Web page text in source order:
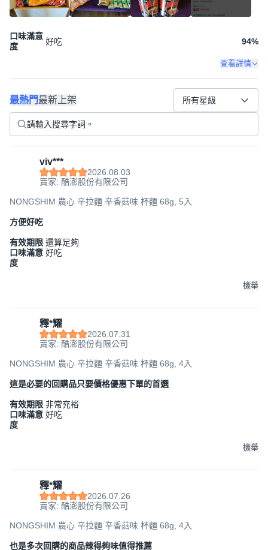
口味滿意
度
好吃 94%
查看詳情
最熱門最新上架 所有星級
viv***
2026.08.03
賣家: 酷澎股份有限公司
NONGSHIM 農心 辛拉麵 辛香菇味 杯麵 68g, 5入
方便好吃
有效期限 還算足夠
口味滿意
度
好吃
檢舉
釋*耀
2026.07.31
賣家: 酷澎股份有限公司
NONGSHIM 農心 辛拉麵 辛香菇味 杯麵 68g, 4入
這是必要的回購品只要價格優惠下單的首選
有效期限 非常充裕
口味滿意
度
好吃
檢舉
釋*耀
2026.07.26
賣家: 酷澎股份有限公司
NONGSHIM 農心 辛拉麵 辛香菇味 杯麵 68g, 4入
也是多次回購的商品辣得夠味值得推薦